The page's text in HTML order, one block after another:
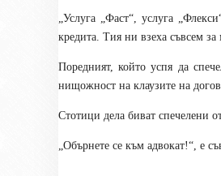
„Услуга „Фаст“, услуга
кредита. Тия ни взеха съвсем за
Поредният, който успя да
нищожност на клаузите на
Стотици дела биват спечелени
„Обърнете се към адвокат!“, е